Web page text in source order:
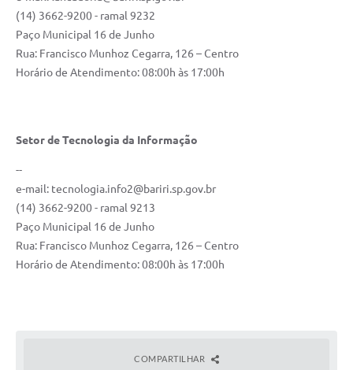
(14) 3662-9200 - ramal 9232
Paço Municipal 16 de Junho
Rua: Francisco Munhoz Cegarra, 126 – Centro
Horário de Atendimento: 08:00h às 17:00h
Setor de Tecnologia da Informação
--
e-mail: tecnologia.info2@bariri.sp.gov.br
(14) 3662-9200 - ramal 9213
Paço Municipal 16 de Junho
Rua: Francisco Munhoz Cegarra, 126 – Centro
Horário de Atendimento: 08:00h às 17:00h
COMPARTILHAR